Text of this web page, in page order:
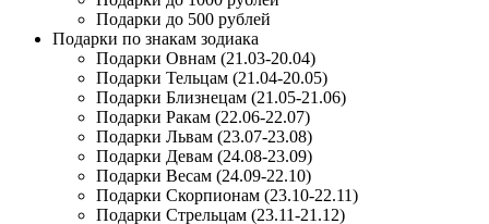
Подарки до 500 рублей
Подарки по знакам зодиака
Подарки Овнам (21.03-20.04)
Подарки Тельцам (21.04-20.05)
Подарки Близнецам (21.05-21.06)
Подарки Ракам (22.06-22.07)
Подарки Львам (23.07-23.08)
Подарки Девам (24.08-23.09)
Подарки Весам (24.09-22.10)
Подарки Скорпионам (23.10-22.11)
Подарки Стрельцам (23.11-21.12)